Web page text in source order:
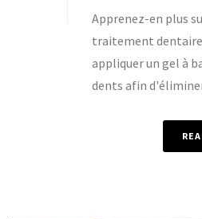
Apprenez-en plus
traitement dentaire
appliquer un gel à
dents afin